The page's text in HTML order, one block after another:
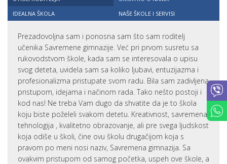
IDEALNA ŠKOLA
NAŠE ŠKOLE I SERVISI
Prezadovoljna sam i ponosna sam što sam roditelj
učenika Savremene gimnazije. Već pri prvom susretu sa
rukovodstvom škole, kada sam se interesovala o upisu
svog deteta, uvidela sam sa koliko ljubavi, entuzijazma i
profesionalizma pristupate svom radu. Bila sam zadivljena
pristupom, idejama i načinom rada. Tako nešto postoji i
kod nas! Ne treba Vam dugo da shvatite da je to škola
koju biste poželeli svakom detetu. Kreativnost, savremena
tehnologija , kvalitetno obrazovanje, ali pre svega ljudskost
koja odiše u školi, čine ovu školu drugačijom koja s
pravom po meni nosi naziv, Savremena gimnazija. Sa
ovakvim pristupom od samog početka, uspeh ove škole, a